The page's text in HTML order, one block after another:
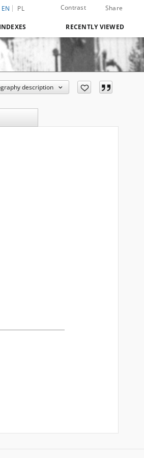
EN PL Contrast Share
INDEXES RECENTLY VIEWED
description